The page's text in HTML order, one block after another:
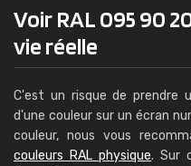
Voir RAL 095 90
vie réelle
C'est un risque de prendre
d'une couleur sur un écran
couleur, nous vous
couleurs RAL physique. Sur